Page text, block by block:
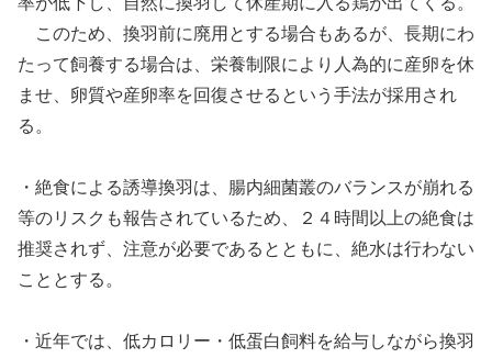
このため、換羽前に廃用とする場合もあるが、長期にわ
たって飼養する場合は、栄養制限により人為的に産卵を休
ませ、卵質や産卵率を回復させるという手法が採用され
る。
・絶食による誘導換羽は、腸内細菌叢のバランスが崩れる
等のリスクも報告されているため、２４時間以上の絶食は
推奨されず、注意が必要であるとともに、絶水は行わない
こととする。
・近年では、低カロリー・低蛋白飼料を給与しながら換羽